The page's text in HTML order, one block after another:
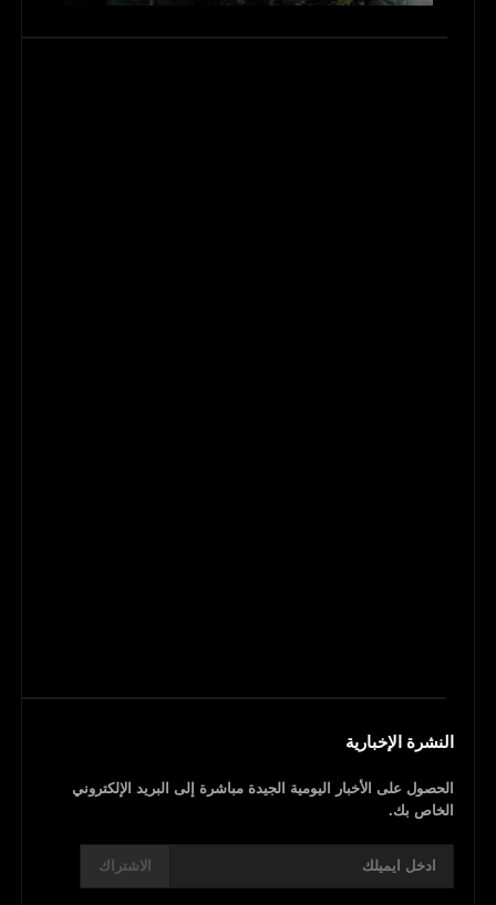
النشرة الإخبارية
الحصول على الأخبار اليومية الجيدة مباشرة إلى البريد الإلكتروني
الخاص بك.
الاشتراك